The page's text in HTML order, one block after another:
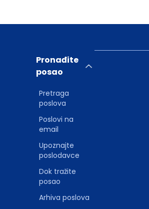
Pronađite
posao
Pretraga
poslova
Poslovi na
email
Upoznajte
poslodavce
Dok tražite
posao
Arhiva poslova